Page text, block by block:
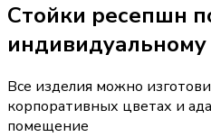
Стойки ресепшн
индивидуальному
Все изделия можно
корпоративных цветах и
помещение